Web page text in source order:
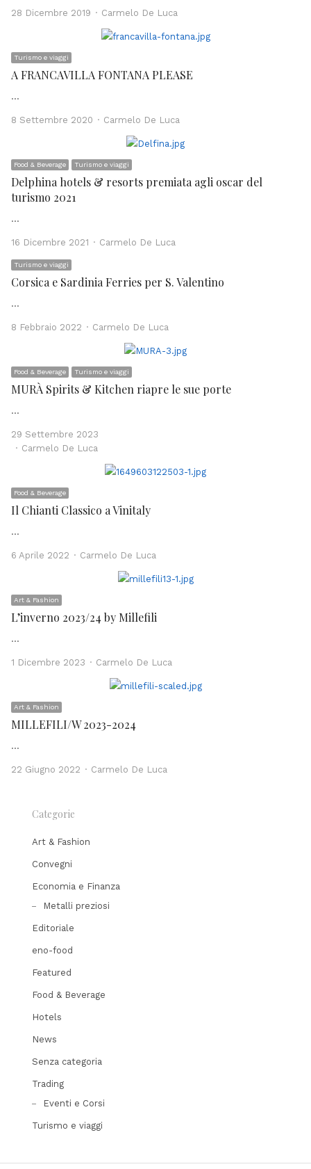
28 Dicembre 2019 Author
Carmelo De Luca
Turismo e viaggi
A FRANCAVILLA FONTANA PLEASE
…
8 Settembre 2020 Author
Carmelo De Luca
Food & Beverage Turismo e viaggi
Delphina hotels & resorts premiata agli oscar del
turismo 2021
…
16 Dicembre 2021 Author
Carmelo De Luca
Turismo e viaggi
Corsica e Sardinia Ferries per S. Valentino
…
8 Febbraio 2022 Author
Carmelo De Luca
Food & Beverage Turismo e viaggi
MURÀ Spirits & Kitchen riapre le sue porte
…
29 Settembre 2023
Author
Carmelo De Luca
Food & Beverage
Il Chianti Classico a Vinitaly
…
6 Aprile 2022 Author
Carmelo De Luca
Art & Fashion
L’inverno 2023/24 by Millefili
…
1 Dicembre 2023 Author
Carmelo De Luca
Art & Fashion
MILLEFILI/W 2023-2024
…
22 Giugno 2022 Author
Carmelo De Luca
Categorie
Art & Fashion
Convegni
Economia e Finanza
Metalli preziosi
Editoriale
eno-food
Featured
Food & Beverage
Hotels
News
Senza categoria
Trading
Eventi e Corsi
Turismo e viaggi